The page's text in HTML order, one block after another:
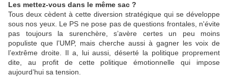
Les mettez-vous dans le même sac ?
Tous deux cèdent à cette diversion stratégique qui se développe
sous nos yeux. Le PS ne pose pas de questions frontales, n'évite
pas toujours la surenchère, s’avère certes un peu moins
populiste que l’UMP, mais cherche aussi à gagner les voix de
l’extrême droite. Il a, lui aussi, déserté la politique proprement
dite, au profit de cette politique émotionnelle qui impose
aujourd’hui sa tension.